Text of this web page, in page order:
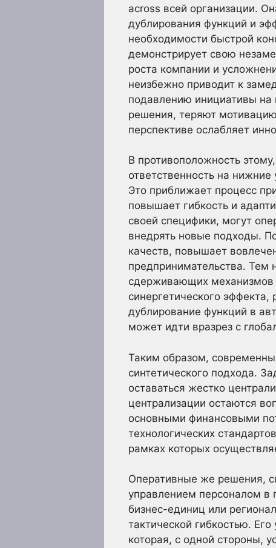
across всей организации.
дублирования функций и
необходимости быстрой
демонстрирует свою
роста компании и
неизбежно приводит к
подавлению инициативы
решения, теряют мотивацию
перспективе ослабляет
В противоположность
ответственность на
Это приближает процесс
повышает гибкость и
своей специфики, могут
внедрять новые подходы.
качеств, повышает
предпринимательства. Тем
сдерживающих механизмов
синергетического
дублирование функций в
может идти вразрез с
Таким образом,
синтетического подхода.
оставаться жестко
централизации остаются
основными финансовыми
технологических
рамках которых
Оперативные же решения,
управлением персоналом в
бизнес-единиц или
тактической гибкостью.
которая, с одной стороны,